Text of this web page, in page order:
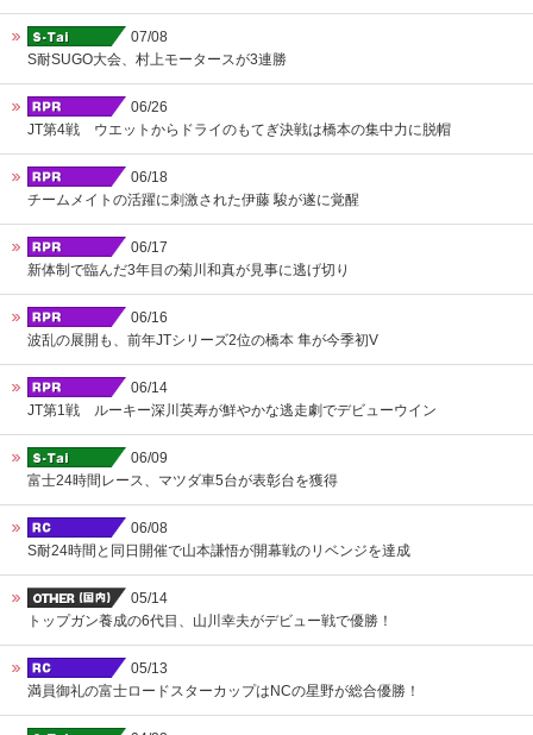
07/08
S耐SUGO大会、村上モータースが3連勝
06/26
JT第4戦 ウエットからドライのもてぎ決戦は橋本の集中力に脱帽
06/18
チームメイトの活躍に刺激された伊藤 駿が遂に覚醒
06/17
新体制で臨んだ3年目の菊川和真が見事に逃げ切り
06/16
波乱の展開も、前年JTシリーズ2位の橋本 隼が今季初V
06/14
JT第1戦 ルーキー深川英寿が鮮やかな逃走劇でデビューウイン
06/09
富士24時間レース、マツダ車5台が表彰台を獲得
06/08
S耐24時間と同日開催で山本謙悟が開幕戦のリベンジを達成
05/14
トップガン養成の6代目、山川幸夫がデビュー戦で優勝！
05/13
満員御礼の富士ロードスターカップはNCの星野が総合優勝！